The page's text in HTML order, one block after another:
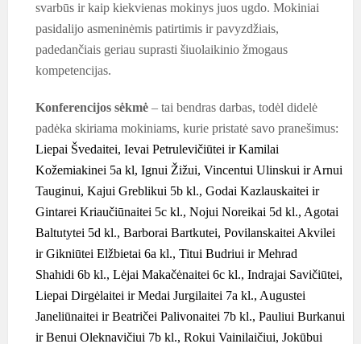
svarbūs ir kaip kiekvienas mokinys juos ugdo. Mokiniai
pasidalijo asmeninėmis patirtimis ir pavyzdžiais,
padedančiais geriau suprasti šiuolaikinio žmogaus
kompetencijas.
Konferencijos sėkmė – tai bendras darbas, todėl didelė
padėka skiriama mokiniams, kurie pristatė savo pranešimus:
Liepai Švedaitei, Ievai Petrulevičiūtei ir Kamilai
Kožemiakinei 5a kl, Ignui Žižui, Vincentui Ulinskui ir Arnui
Tauginui, Kajui Greblikui 5b kl., Godai Kazlauskaitei ir
Gintarei Kriaučiūnaitei 5c kl., Nojui Noreikai 5d kl., Agotai
Baltutytei 5d kl., Barborai Bartkutei, Povilanskaitei Akvilei
irGikniūtei Elžbietai 6a kl., Titui Budriui ir Mehrad
Shahidi 6b kl., Lėjai Makačėnaitei 6c kl., Indrajai Savičiūtei,
Liepai Dirgėlaitei ir Medai Jurgilaitei 7a kl., Augustei
Janeliūnaitei ir Beatričei Palivonaitei 7b kl., Pauliui Burkanui
ir Benui Oleknavičiui 7b kl., Rokui Vainilaičiui, Jokūbui